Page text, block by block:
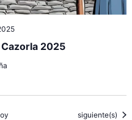
2025
Eventos
siguiente(s)